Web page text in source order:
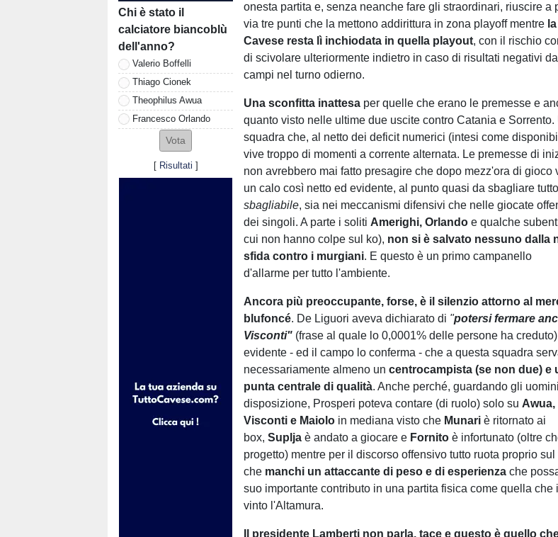
Chi è stato il
calciatore biancoblù
dell'anno?
Valerio Boffelli
Thiago Cionek
Theophilus Awua
Francesco Orlando
[ Risultati ]
onesta partita e, senza neanche fare gli straordinari, riuscire a
via tre punti che la mettono addirittura in zona playoff mentre la
Cavese resta lì inchiodata in quella playout, con il rischio
di scivolare ulteriormente indietro in caso di risultati negativi
campi nel turno odierno.
Una sconfitta inattesa per quelle che erano le premesse e
quanto visto nelle ultime due uscite contro Catania e Sorrento.
squadra che, al netto dei deficit numerici (intesi come
vive troppo di momenti a corrente alternata. Le premesse di
non avrebbero mai fatto presagire che dopo mezz'ora di gioco
un calo così netto ed evidente, al punto quasi da sbagliare
sbagliabile, sia nei meccanismi difensivi che nelle giocate
dei singoli. A parte i soliti Amerighi, Orlando e qualche
cui non hanno colpe sul ko), non si è salvato nessuno dalla
sfida contro i murgiani. E questo è un primo campanello
d'allarme per tutto l'ambiente.
Ancora più preoccupante, forse, è il silenzio attorno al
blufoncé. De Liguori aveva dichiarato di "potersi fermare
Visconti" (frase al quale lo 0,0001% delle persone ha
evidente - ed il campo lo conferma - che a questa squadra
necessariamente almeno uncentrocampista (se non due) e
punta centrale di qualità. Anche perché, guardando gli
disposizione, Prosperi poteva contare (di ruolo) solo su Awua,
Visconti e Maiolo in mediana visto che Munariè ritornato ai
box,Suplja è andato a giocare e Fornito è infortunato (oltre
progetto) mentre per il discorso offensivo tutto ruota proprio sul
che manchi un attaccante di peso e di esperienzache
suo importante contributo in una partita fisica come quella che
vinto l'Altamura.
Il presidente Lamberti non parla, tace e questo è quello